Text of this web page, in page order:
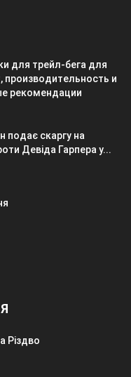
для трейл-бега для
и
рекомендации
подає скаргу на
Девіда Гарпера у...
Різдво